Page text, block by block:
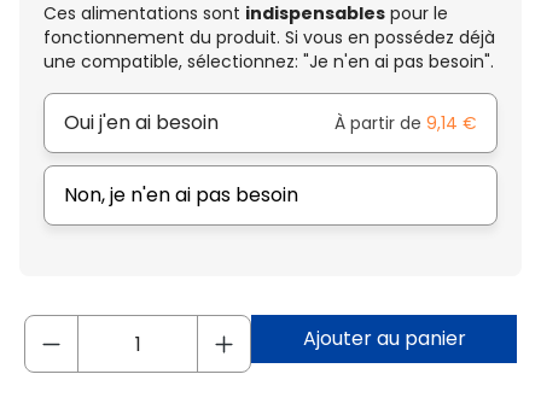
Ces alimentations sont indispensables pour le
fonctionnement du produit. Si vous en possédez déjà
une compatible, sélectionnez: "Je n'en ai pas besoin".
Oui j'en ai besoin À partir de 9,14 €
Non, je n'en ai pas besoin
Ajouter au panier